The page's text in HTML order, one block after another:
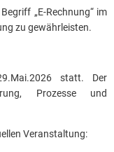
„E-Rechnung“ im
zu gewährleisten.
statt. Der
Prozesse und
Veranstaltung: